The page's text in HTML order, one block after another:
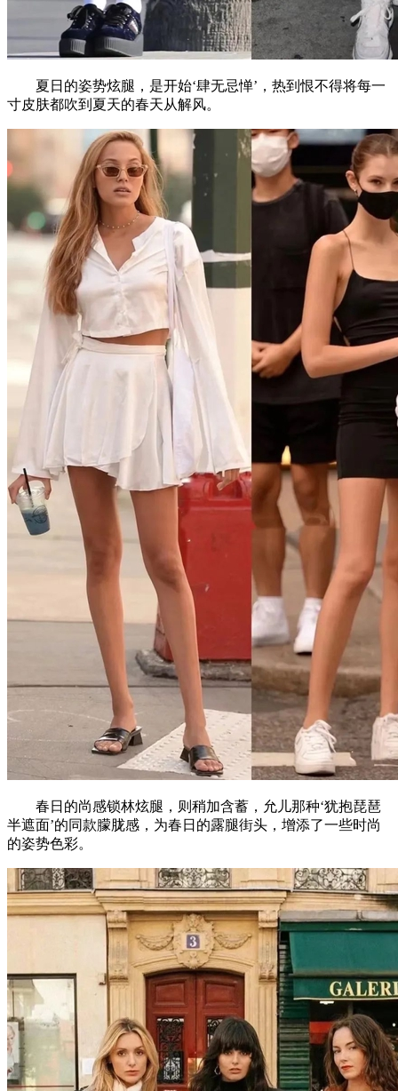
夏日的姿势炫腿，是开始‘肆无忌惮’，热到恨不得将每一
寸皮肤都吹到夏天的春天从解风。
春日的尚感锁林炫腿，则稍加含蓄，允儿那种‘犹抱琵琶
半遮面’的同款朦胧感，为春日的露腿街头，增添了一些时尚
的姿势色彩。